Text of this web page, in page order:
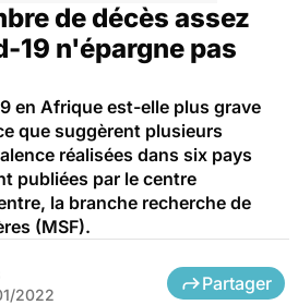
de décès assez
19 n'épargne pas
en Afrique est-elle plus grave
que suggèrent plusieurs
réalisées dans six pays
publiées par le centre
la branche recherche de
(MSF).
2022
Partager